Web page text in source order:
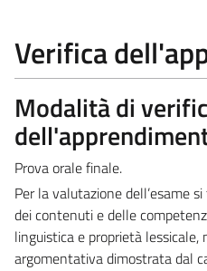
Verifica
Modalità di
Prova orale finale.
Per la valutazione dell’esame
dei contenuti e delle
linguistica e proprietà
argomentativa dimostrata dal